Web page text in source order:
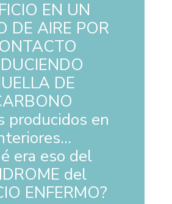
EN UN
DE AIRE POR
DE
producidos en
era eso del
del
ENFERMO?